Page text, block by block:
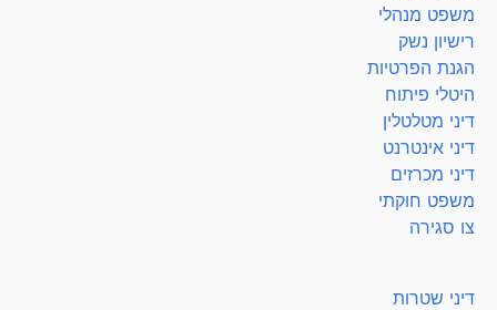
משפט מנהלי
רישיון נשק
הגנת הפרטיות
היטלי פיתוח
דיני מטלטלין
דיני אינטרנט
דיני מכרזים
משפט חוקתי
צו סגירה
דיני שטרות